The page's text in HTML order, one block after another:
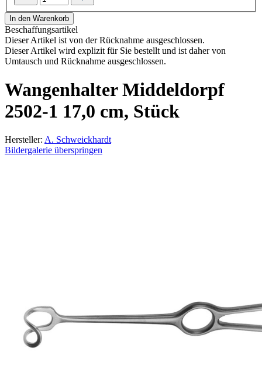
In den Warenkorb
Beschaffungsartikel
Dieser Artikel ist von der Rücknahme ausgeschlossen.
Dieser Artikel wird explizit für Sie bestellt und ist daher von
Umtausch und Rücknahme ausgeschlossen.
Wangenhalter Middeldorpf
2502-1 17,0 cm, Stück
Hersteller: A. Schweickhardt
Bildergalerie überspringen